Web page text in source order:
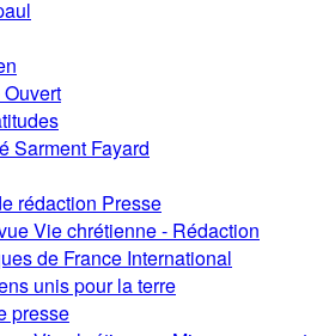
Sarment Fayard
rédaction Presse
Vie chrétienne - Rédaction
de France International
unis pour la terre
presse